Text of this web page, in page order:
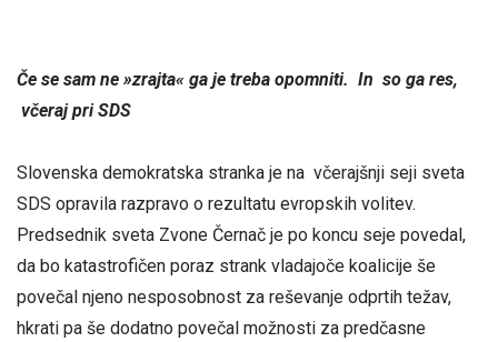
Če se sam ne »zrajta« ga je treba opomniti. In so ga res,
včeraj pri SDS
Slovenska demokratska stranka je na včerajšnji seji sveta
SDS opravila razpravo o rezultatu evropskih volitev.
Predsednik sveta Zvone Černač je po koncu seje povedal,
da bo katastrofičen poraz strank vladajoče koalicije še
povečal njeno nesposobnost za reševanje odprtih težav,
hkrati pa še dodatno povečal možnosti za predčasne